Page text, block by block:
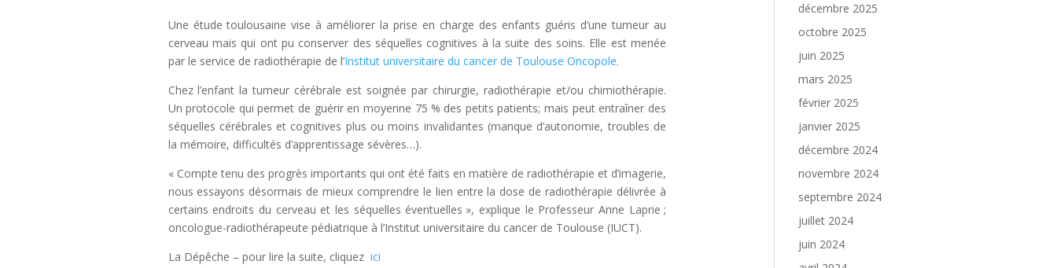
Une étude toulousaine vise à améliorer la prise en charge des enfants guéris d’une tumeur au
cerveau mais qui ont pu conserver des séquelles cognitives à la suite des soins. Elle est menée
par le service de radiothérapie de l’Institut universitaire du cancer de Toulouse Oncopole.
Chez l’enfant la tumeur cérébrale est soignée par chirurgie, radiothérapie et/ou chimiothérapie.
Un protocole qui permet de guérir en moyenne 75 % des petits patients; mais peut entraîner des
séquelles cérébrales et cognitives plus ou moins invalidantes (manque d’autonomie, troubles de
la mémoire, difficultés d’apprentissage sévères…).
« Compte tenu des progrès importants qui ont été faits en matière de radiothérapie et d’imagerie,
nous essayons désormais de mieux comprendre le lien entre la dose de radiothérapie délivrée à
certains endroits du cerveau et les séquelles éventuelles », explique le Professeur Anne Laprie ;
oncologue-radiothérapeute pédiatrique à l’Institut universitaire du cancer de Toulouse (IUCT).
La Dépêche – pour lire la suite, cliquez ici
décembre 2025
octobre 2025
juin 2025
mars 2025
février 2025
janvier 2025
décembre 2024
novembre 2024
septembre 2024
juillet 2024
juin 2024